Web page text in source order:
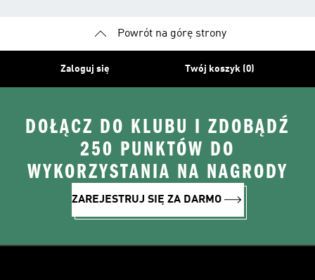
Powrót na górę strony
Zaloguj się Twój koszyk (0)
DOŁĄCZ DO KLUBU I ZDOBĄDŹ
250 PUNKTÓW DO
WYKORZYSTANIA NA NAGRODY
ZAREJESTRUJ SIĘ ZA DARMO